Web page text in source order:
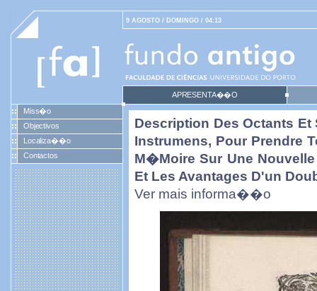
9 AGOSTO / DOMINGO / 04:13
APRESENTA��O
Miss�o
Objectivos
Localiza��o
Contactos
Description Des Octants Et
Instrumens, Pour Prendre
M�moire Sur Une
Et Les Avantages D'un
Ver mais informa��o